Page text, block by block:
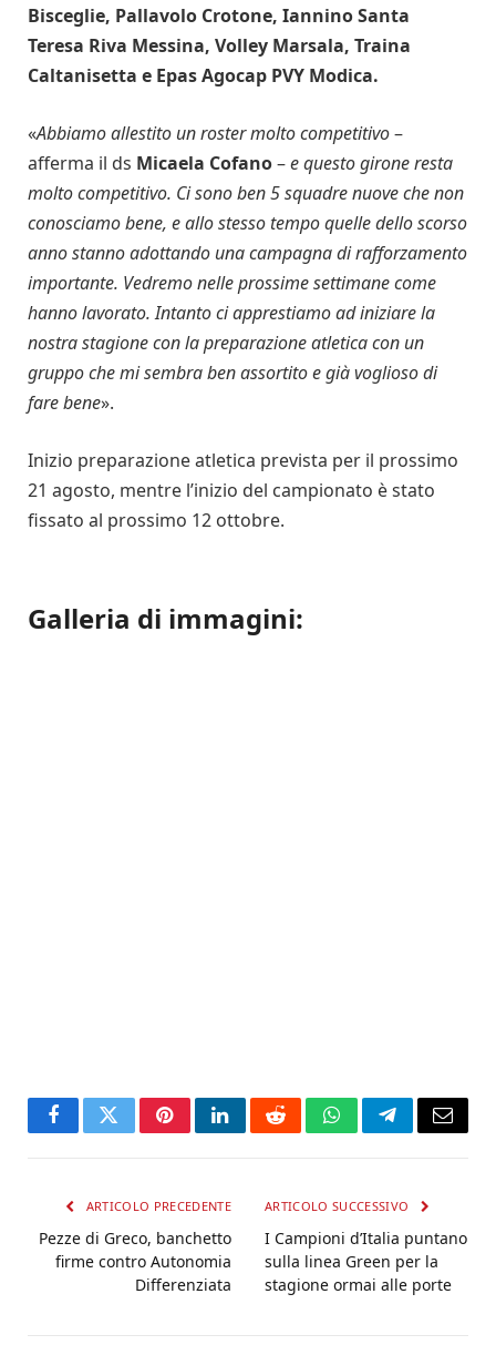
Bisceglie, Pallavolo Crotone, Iannino Santa
Teresa Riva Messina, Volley Marsala, Traina
Caltanisetta e Epas Agocap PVY Modica.
«Abbiamo allestito un roster molto competitivo–
afferma il ds Micaela Cofano–e questo girone resta
molto competitivo. Ci sono ben 5 squadre nuove che non
conosciamo bene, e allo stesso tempo quelle dello scorso
anno stanno adottando una campagna di rafforzamento
importante. Vedremo nelle prossime settimane come
hanno lavorato. Intanto ci apprestiamo ad iniziare la
nostra stagione con la preparazione atletica con un
gruppo che mi sembra ben assortito e già voglioso di
fare bene».
Inizio preparazione atletica prevista per il prossimo
21 agosto, mentre l’inizio del campionato è stato
fissato al prossimo 12 ottobre.
Galleria di immagini:
FacebookTwitterPinterestLinkedInRedditWhatsAppTelegramEmail
ARTICOLO PRECEDENTE
Pezze di Greco, banchetto
firme contro Autonomia
Differenziata
ARTICOLO SUCCESSIVO
I Campioni d’Italia puntano
sulla linea Green per la
stagione ormai alle porte